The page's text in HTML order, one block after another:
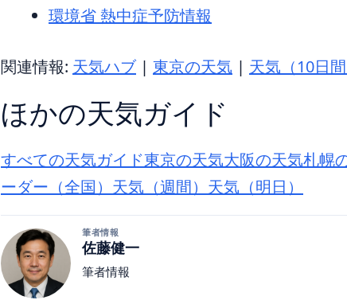
環境省 熱中症予防情報
関連情報: 天気ハブ| 東京の天気 | 天気（10日間
ほかの天気ガイド
すべての天気ガイド東京の天気大阪の天気札幌
ーダー（全国） 天気（週間） 天気（明日）
筆者情報
佐藤健一
筆者情報